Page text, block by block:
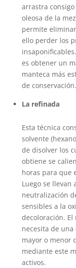
arrastra
oleosa de la
permite
ello perder los
es obtener un
manteca más
de conservación.
La refinada
Esta técnica
solvente
de disolver los
obtiene se
horas para que
Luego se llevan
neutralización
sensibles a la
decoloración.
necesita de
mayor o menor
mediante este
activos.